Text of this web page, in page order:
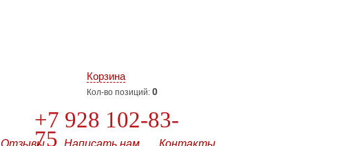
Корзина
Кол-во позиций: 0
+7 928 102-83-
75
Отзывы Написать нам Контакты